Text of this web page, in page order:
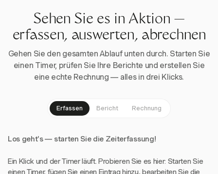
Sehen Sie es in Aktion —
erfassen, auswerten, abrechnen
Gehen Sie den gesamten Ablauf unten durch. Starten Sie
einen Timer, prüfen Sie Ihre Berichte und erstellen Sie
eine echte Rechnung — alles in drei Klicks.
Erfassen Bericht Rechnung
Los geht's — starten Sie die Zeiterfassung!
Ein Klick und der Timer läuft. Probieren Sie es hier: Starten Sie
einen Timer, fügen Sie einen Eintrag hinzu, bearbeiten Sie die